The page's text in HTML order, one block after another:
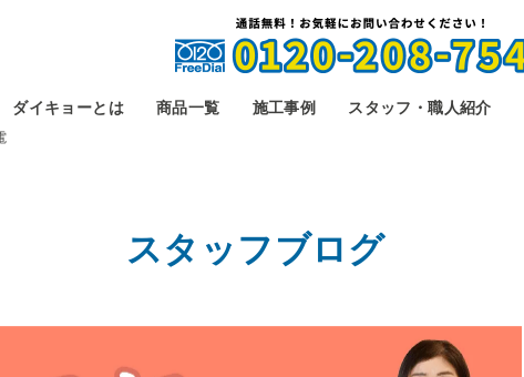
ダイキョーとは 商品一覧 施工事例 スタッフ・職人紹介
スタッフブログ